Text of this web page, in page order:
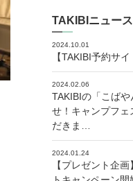
TAKIBIニュース
2024.10.01
【TAKIBI予約サ
2024.02.06
TAKIBIの「こば
せ！キャンプフェ
だきま…
2024.01.24
【プレゼント企